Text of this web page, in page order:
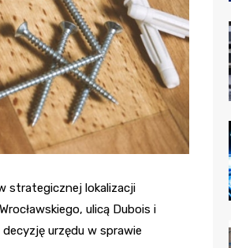
strategicznej lokalizacji
ulicą Dubois i
urzędu w sprawie